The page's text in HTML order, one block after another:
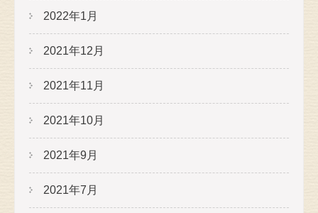
2022年1月
2021年12月
2021年11月
2021年10月
2021年9月
2021年7月